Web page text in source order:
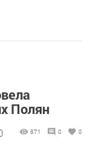
Полян
871 0 0